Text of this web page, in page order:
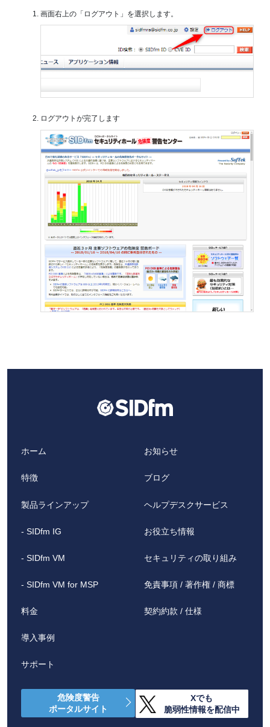
画面右上の「ログアウト」を選択します。
ログアウトが完了します
ホーム
特徴
製品ラインアップ
- SIDfm IG
- SIDfm VM
- SIDfm VM for MSP
料金
導入事例
サポート
お知らせ
ブログ
ヘルプデスクサービス
お役立ち情報
セキュリティの取り組み
免責事項 / 著作権 / 商標
契約約款 / 仕様
危険度警告
ポータルサイト
Xでも
脆弱性情報を配信中